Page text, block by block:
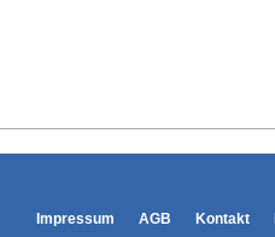
Impressum AGB Kontakt